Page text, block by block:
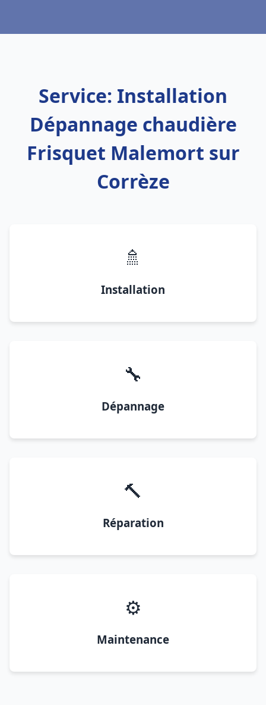
Service: Installation
Dépannage chaudière
Frisquet Malemort sur
Corrèze
🚿
Installation
🔧
Dépannage
🔨
Réparation
⚙️
Maintenance